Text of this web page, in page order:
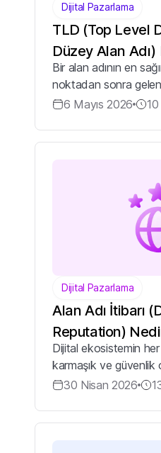
Dijital Pazarlama
TLD (Top Level
Düzey Alan
Bir alan adının en
noktadan sonra
tanımlanan üst düzey
6 Mayıs 2026 10
Dijital Pazarlama
Alan Adı İtibarı
Reputation)
Edilir?
Dijital ekosistemin
karmaşık ve güvenlik
büründüğü
30 Nisan 2026